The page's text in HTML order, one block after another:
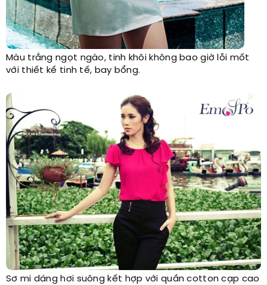
Màu trắng ngọt ngào, tinh khôi không bao giờ lỗi mốt
với thiết kế tinh tế, bay bổng.
Sơ mi dáng hơi suông kết hợp với quần cotton cạp cao